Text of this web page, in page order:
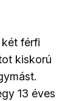
férfi
kiskorú
13 éves